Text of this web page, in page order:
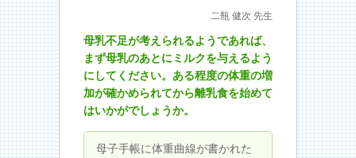
先生からのアドバイス二瓶 健次 先生
母乳不足が考えられるようであれば、
まず母乳のあとにミルクを与えるよう
にしてください。ある程度の体重の増
加が確かめられてから離乳食を始めて
はいかがでしょうか。
母子手帳に体重曲線が書かれた